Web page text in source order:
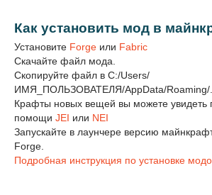
Как установить мод в
Установите Forge или Fabric
Скачайте файл мода.
Скопируйте файл в C:/Users/
ИМЯ_ПОЛЬЗОВАТЕЛЯ/AppData/Roaming/
Крафты новых вещей вы можете увидеть
помощи JEI или NEI
Запускайте в лаунчере версию
Forge.
Подробная инструкция по установке